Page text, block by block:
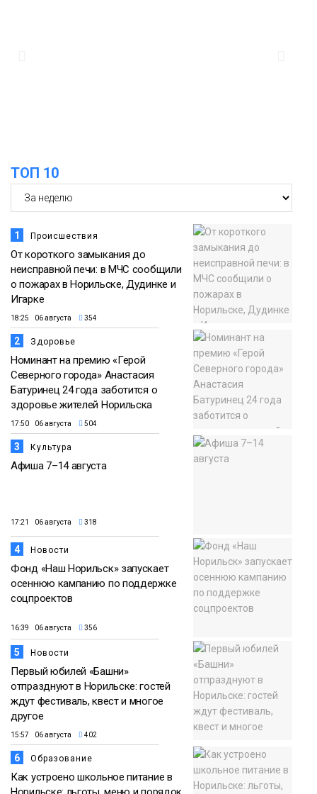
ТОП 10
1 Происшествия
От короткого замыкания до
неисправной печи: в МЧС сообщили
о пожарах в Норильске, Дудинке и
Игарке
18:25 06 августа 354
2 Здоровье
Номинант на премию «Герой
Северного города» Анастасия
Батуринец 24 года заботится о
здоровье жителей Норильска
17:50 06 августа 504
3 Культура
Афиша 7–14 августа
17:21 06 августа 318
4 Новости
Фонд «Наш Норильск» запускает
осеннюю кампанию по поддержке
соцпроектов
16:39 06 августа 356
5 Новости
Первый юбилей «Башни»
отпразднуют в Норильске: гостей
ждут фестиваль, квест и многое
другое
15:57 06 августа 402
6 Образование
Как устроено школьное питание в